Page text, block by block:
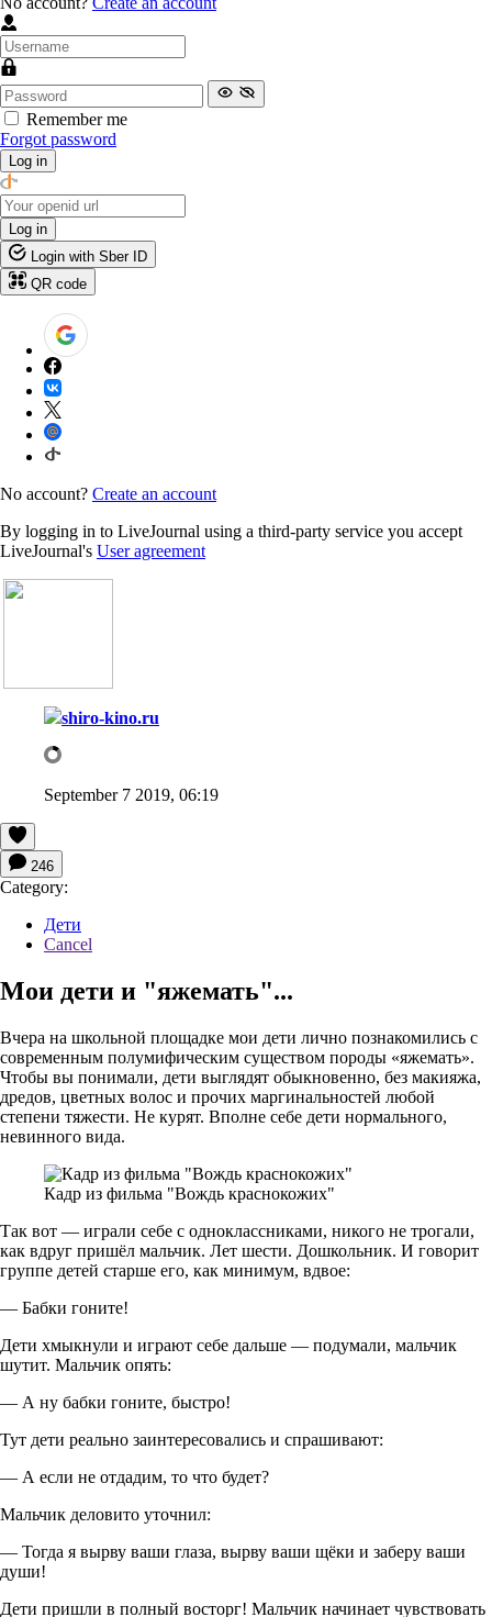
Remember me
Forgot password
Log in
Log in
Login with Sber ID
QR code
No account? Create an account
By logging in to LiveJournal using a third-party service you accept
LiveJournal's User agreement
shiro-kino.ru
September 7 2019, 06:19
246
Category:
Дети
Cancel
Мои дети и "яжемать"...
Вчера на школьной площадке мои дети лично познакомились с
современным полумифическим существом породы «яжемать».
Чтобы вы понимали, дети выглядят обыкновенно, без макияжа,
дредов, цветных волос и прочих маргинальностей любой
степени тяжести. Не курят. Вполне себе дети нормального,
невинного вида.
Кадр из фильма "Вождь краснокожих"
Так вот — играли себе с одноклассниками, никого не трогали,
как вдруг пришёл мальчик. Лет шести. Дошкольник. И говорит
группе детей старше его, как минимум, вдвое:
— Бабки гоните!
Дети хмыкнули и играют себе дальше — подумали, мальчик
шутит. Мальчик опять:
— А ну бабки гоните, быстро!
Тут дети реально заинтересовались и спрашивают:
— А если не отдадим, то что будет?
Мальчик деловито уточнил:
— Тогда я вырву ваши глаза, вырву ваши щёки и заберу ваши
души!
Дети пришли в полный восторг! Мальчик начинает чувствовать